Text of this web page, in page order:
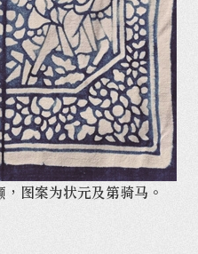
图案为状元及第骑马。